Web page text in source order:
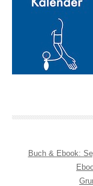
Buch & Ebook: